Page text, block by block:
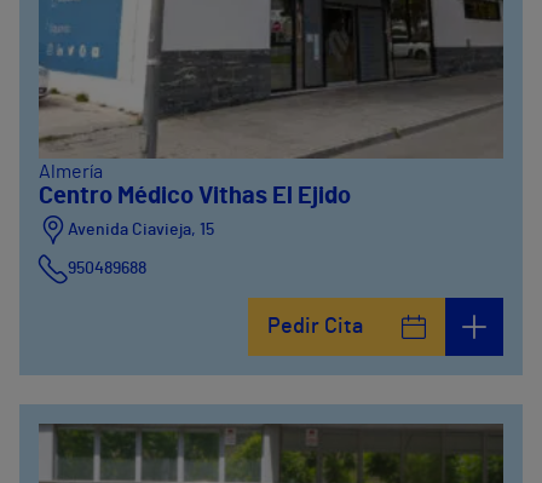
Almería
Centro Médico Vithas El Ejido
Avenida Ciavieja, 15
950489688
Pedir Cita